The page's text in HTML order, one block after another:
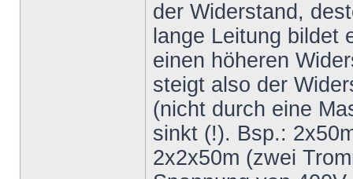
der Widerstand,
lange Leitung bildet
einen höheren
steigt also der
(nicht durch eine
sinkt (!). Bsp.:
2x2x50m (zwei